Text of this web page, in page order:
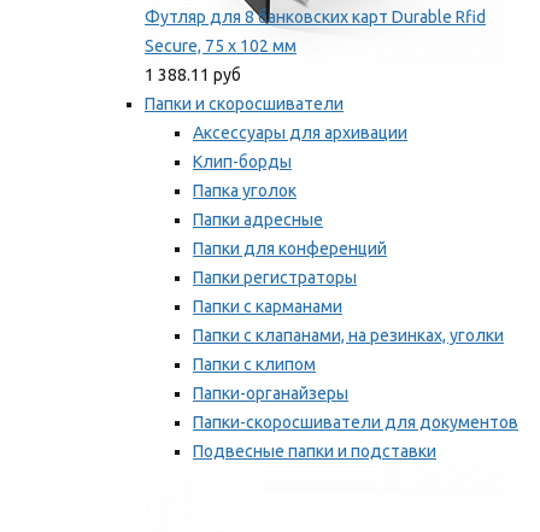
Футляр для 8 банковских карт Durable Rfid
Secure, 75 х 102 мм
1 388.11 руб
Папки и скоросшиватели
Аксессуары для архивации
Клип-борды
Папка уголок
Папки адресные
Папки для конференций
Папки регистраторы
Папки с карманами
Папки с клапанами, на резинках, уголки
Папки с клипом
Папки-органайзеры
Папки-скоросшиватели для документов
Подвесные папки и подставки